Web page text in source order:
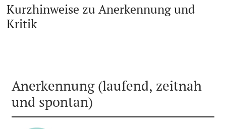
Kurzhinweise zu Anerkennung und
Kritik
Anerkennung (laufend, zeitnah
und spontan)